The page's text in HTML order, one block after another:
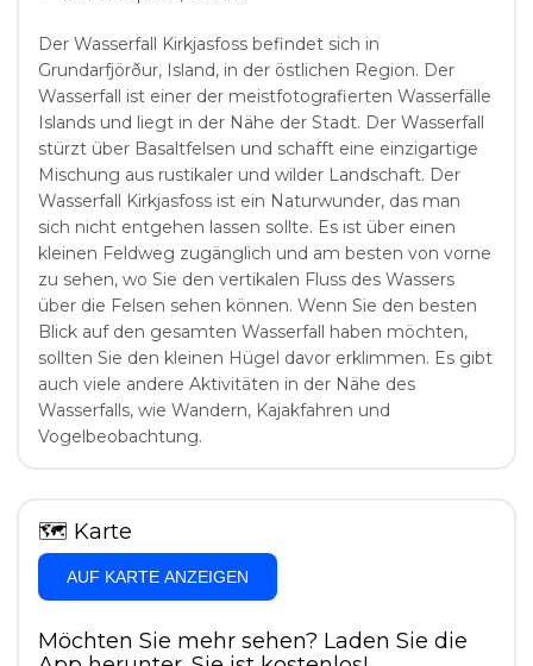
Der Wasserfall Kirkjasfoss befindet sich in
Grundarfjörður, Island, in der östlichen Region. Der
Wasserfall ist einer der meistfotografierten Wasserfälle
Islands und liegt in der Nähe der Stadt. Der Wasserfall
stürzt über Basaltfelsen und schafft eine einzigartige
Mischung aus rustikaler und wilder Landschaft. Der
Wasserfall Kirkjasfoss ist ein Naturwunder, das man
sich nicht entgehen lassen sollte. Es ist über einen
kleinen Feldweg zugänglich und am besten von vorne
zu sehen, wo Sie den vertikalen Fluss des Wassers
über die Felsen sehen können. Wenn Sie den besten
Blick auf den gesamten Wasserfall haben möchten,
sollten Sie den kleinen Hügel davor erklimmen. Es gibt
auch viele andere Aktivitäten in der Nähe des
Wasserfalls, wie Wandern, Kajakfahren und
Vogelbeobachtung.
🗺 Karte
AUF KARTE ANZEIGEN
Möchten Sie mehr sehen? Laden Sie die